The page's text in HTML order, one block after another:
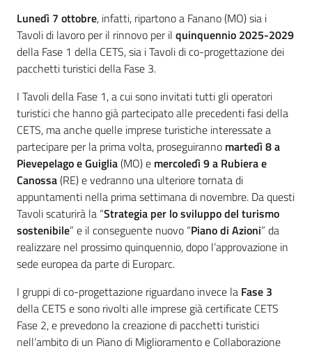
Lunedì 7 ottobre, infatti, ripartono a Fanano (MO) sia i
Tavoli di lavoro per il rinnovo per il quinquennio 2025-2029
della Fase 1 della CETS, sia i Tavoli di co-progettazione dei
pacchetti turistici della Fase 3.
I Tavoli della Fase 1, a cui sono invitati tutti gli operatori
turistici che hanno già partecipato alle precedenti fasi della
CETS, ma anche quelle imprese turistiche interessate a
partecipare per la prima volta, proseguiranno martedì 8 a
Pievepelago e Guiglia(MO) e mercoledì 9 a Rubiera e
Canossa(RE) e vedranno una ulteriore tornata di
appuntamenti nella prima settimana di novembre. Da questi
Tavoli scaturirà la “Strategia per lo sviluppo del turismo
sostenibile” e il conseguente nuovo “Piano di Azioni” da
realizzare nel prossimo quinquennio, dopo l’approvazione in
sede europea da parte di Europarc.
I gruppi di co-progettazione riguardano invece la Fase 3
della CETS e sono rivolti alle imprese già certificate CETS
Fase 2, e prevedono la creazione di pacchetti turistici
nell’ambito di un Piano di Miglioramento e Collaborazione